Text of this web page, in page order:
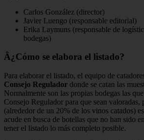
Carlos González (director)
Javier Luengo (responsable editorial)
Erika Laymuns (responsable de
bodegas)
Â¿Cómo se elabora el listado?
Para elaborar el listado, el equipo de
Consejo Regulador donde se catan las
Normalmente son las propias bodegas las
Consejo Regulador para que sean valoradas,
(alrededor de un 20% de los vinos catados)
acude en busca de botellas que no han sido
tener el listado lo más completo posible.